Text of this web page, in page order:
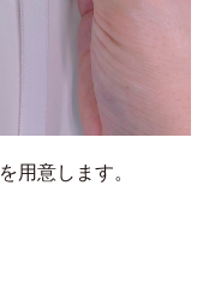
を用意します。